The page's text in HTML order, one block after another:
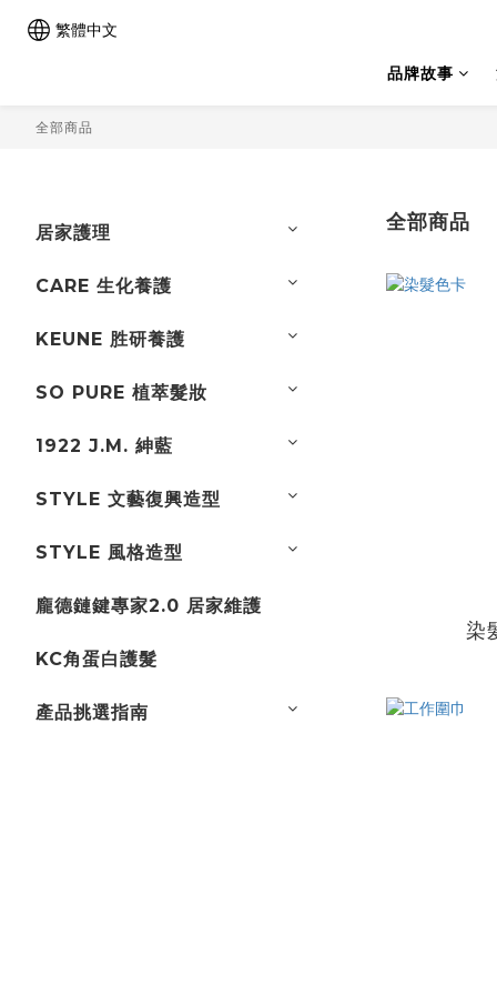
繁體中文
品牌故事
全部商品
居家護理
CARE 生化養護
KEUNE 胜研養護
SO PURE 植萃髮妝
1922 J.M. 紳藍
STYLE 文藝復興造型
STYLE 風格造型
龐德鏈鍵專家2.0 居家維護
KC角蛋白護髮
產品挑選指南
全部商品
染